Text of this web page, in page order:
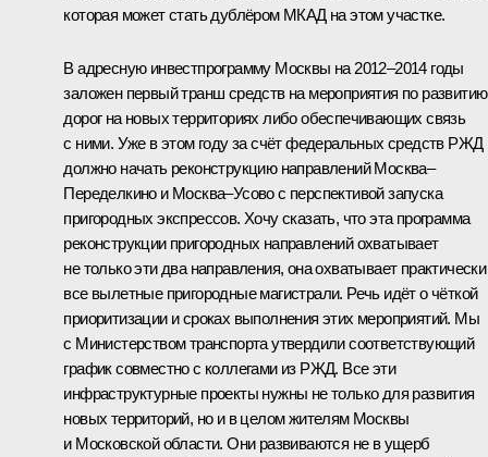
которая может стать дублёром МКАД на этом участке.
В адресную инвестпрограмму Москвы на 2012–2014 годы
заложен первый транш средств на мероприятия по развитию
дорог на новых территориях либо обеспечивающих связь
с ними. Уже в этом году за счёт федеральных средств РЖД
должно начать реконструкцию направлений Москва–
Переделкино и Москва–Усово с перспективой запуска
пригородных экспрессов. Хочу сказать, что эта программа
реконструкции пригородных направлений охватывает
не только эти два направления, она охватывает практически
все вылетные пригородные магистрали. Речь идёт о чёткой
приоритизации и сроках выполнения этих мероприятий. Мы
с Министерством транспорта утвердили соответствующий
график совместно с коллегами из РЖД. Все эти
инфраструктурные проекты нужны не только для развития
новых территорий, но и в целом жителям Москвы
и Московской области. Они развиваются не в ущерб